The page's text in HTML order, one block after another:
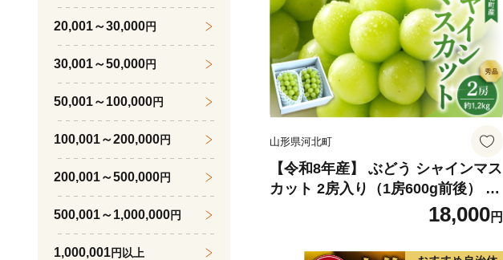
山形県河北町
【令和8年産】 ぶどう シャインマス
カット 2房入り（1房600g前後） 秀
品 山形県河北町産【山形eLab】 ka
18,000円
20,001～30,000円
30,001～50,000円
50,001～100,000円
100,001～200,000円
200,001～500,000円
500,001～1,000,000円
1,000,001円以上